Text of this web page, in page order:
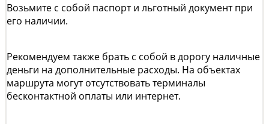
Возьмите с собой паспорт и льготный документ при
его наличии.
Рекомендуем также брать с собой в дорогу наличные
деньги на дополнительные расходы. На объектах
маршрута могут отсутствовать терминалы
бесконтактной оплаты или интернет.